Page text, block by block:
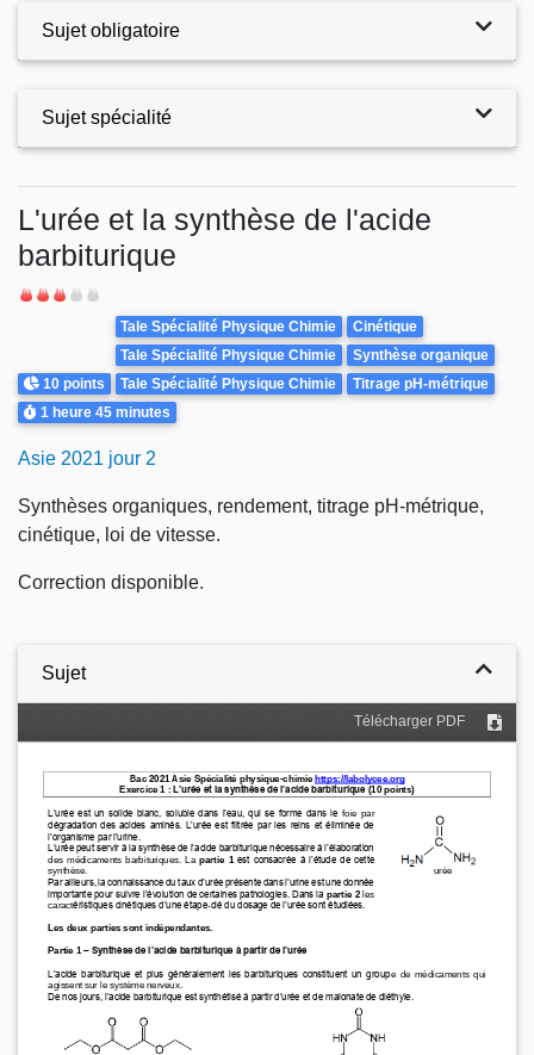
Sujet obligatoire
Sujet spécialité
L'urée et la synthèse de l'acide
barbiturique
Difficulté
Points
10 points
Theme
Tale Spécialité Physique Chimie
Cinétique
Tale Spécialité Physique Chimie
Synthèse organique
Tale Spécialité Physique Chimie
Titrage pH-métrique
Durée
1 heure 45 minutes
Asie 2021 jour 2
Synthèses organiques, rendement, titrage pH-métrique,
cinétique, loi de vitesse.
Correction disponible.
Sujet